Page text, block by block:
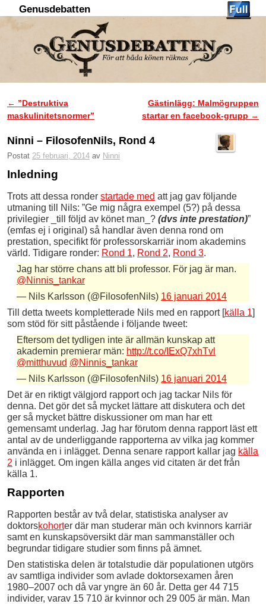
Genusdebatten
Inläggsnavigering
← ”Destruktiva
maskulinitetsnormer”
Gästinlägg: Malmögruppen
startar en facebook-grupp →
Ninni – FilosofenNils, Rond 4
Postat 25 februari, 2014 av Ninni
Inledning
Trots att dessa ronder startade med att jag gav följande
utmaning till Nils: ”Ge mig några exempel (5?) på dessa
privilegier _till följd av könet man_? (dvs inte prestation)”
(emfas ej i original) så handlar även denna rond om
prestation, specifikt för professorskarriär inom akademins
värld. Tidigare ronder: Rond 1, Rond 2, Rond 3.
Jag har större chans att bli professor. För jag är man.
@Ninnis_tankar
— Nils Karlsson (@FilosofenNils) 16 januari 2014
Till detta tweets kompletterade Nils med en rapport [källa 1]
som stöd för sitt påstående i följande tweet:
Eftersom det tydligen inte är allmän kunskap att
akademin premierar män: http://t.co/IExQ7xhTvl
@mitthuvud @Ninnis_tankar
— Nils Karlsson (@FilosofenNils) 16 januari 2014
Det är en riktigt välgjord rapport och jag tackar Nils för
denna. Det gör det så mycket lättare att diskutera och det
ger så mycket bättre diskussioner om man har ett
gemensamt underlag. Jag har förutom denna rapport läst ett
antal av de underliggande rapporterna av vilka jag kommer
använda en i inlägget. Denna senare rapport kallar jag källa
2 i inlägget. Om ingen källa anges vid citaten är det från
källa 1.
Rapporten
Rapporten består av två delar, statistiska analyser av
doktorskohorter där man studerar män och kvinnors karriär
samt en kunskapsöversikt där man sammanställer och
begrundar tidigare studier som finns på ämnet.
Den statistiska delen är totalstudie där populationen utgörs
av samtliga individer som avlade doktorsexamen åren
1980–2007 och då var yngre än 60 år. Detta ger 44 715
individer, varav 15 710 är kvinnor och 29 005 är män. Man